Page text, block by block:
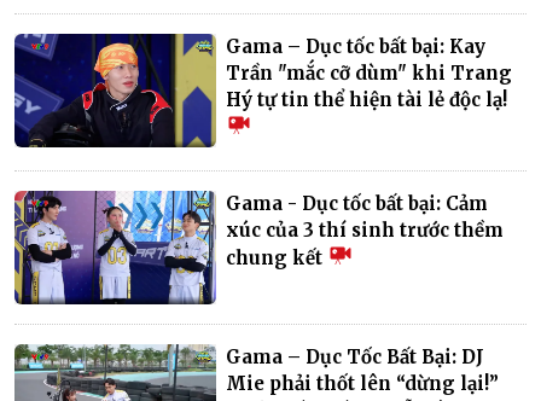
Gama – Dục tốc bất bại: Kay
Trần "mắc cỡ dùm" khi Trang
Hý tự tin thể hiện tài lẻ độc lạ!
Gama - Dục tốc bất bại: Cảm
xúc của 3 thí sinh trước thềm
chung kết
Gama – Dục Tốc Bất Bại: DJ
Mie phải thốt lên “dừng lại!”